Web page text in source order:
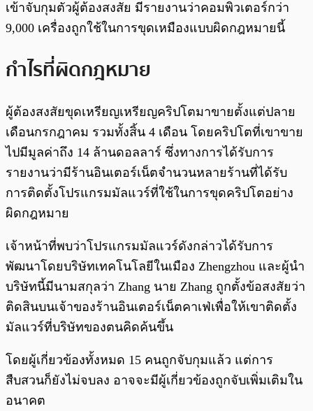
เข้าจับกุมตัวผู้ต้องสงสัย มีรายงานว่าคอมพิวเตอร์กว่า
9,000 เครื่องถูกใช้ในการขุดเหมืองแบบผิดกฎหมายนี้
กำไรที่ผิดกฎหมาย
ผู้ต้องสงสัยขุดเหรียญเหรียญคริปโตมาขายตั้งแต่ปลาย
เดือนกรกฎาคม รวมทั้งสิ้น 4 เดือน โดยคริปโตที่เขาขาย
ไปมีมูลค่าถึง 14 ล้านดอลลาร์ ซึ่งทางการได้รับการ
รายงานว่ามีร้านอินเตอร์เน็ตจำนวนหลายร้านที่ได้รับ
การติดตั้งโปรแกรมมัลแวร์ที่ใช้ในการขุดคริปโตอย่าง
ผิดกฎหมาย
เจ้าหน้าที่พบว่าโปรแกรมมัลแวร์ดังกล่าวได้รับการ
พัฒนาโดยบริษัทเทคโนโลยีในเมือง Zhengzhou และผู้นำ
บริษัทนี้มีนามสกุลว่า Zhang นาย Zhang ถูกตั้งข้อสงสัยว่า
ติดสินบนเจ้าของร้านอินเตอร์เน็ตคาเฟ่เพื่อให้เขาติดตั้ง
มัลแวร์ที่บริษัทของตนคิดค้นขึ้น
โดยผู้เกี่ยวข้องทั้งหมด 15 คนถูกจับกุมแล้ว แต่การ
สืบสวนก็ยังไม่จบลง อาจจะมีผู้เกี่ยวข้องถูกจับเพิ่มเติมใน
อนาคต